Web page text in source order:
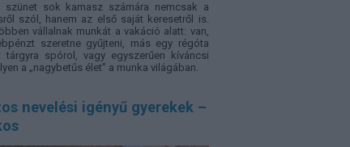
szünet sok kamasz számára nemcsak a
szól, hanem az első saját keresetről is.
vállalnak munkát a vakáció alatt: van,
szeretne gyűjteni, más egy régóta
tárgyra spórol, vagy egyszerűen kíváncsi
a „nagybetűs élet” a munka világában.
nevelési igényű gyerekek –